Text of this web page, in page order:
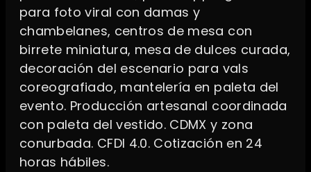
para foto viral con damas y
chambelanes, centros de mesa con
birrete miniatura, mesa de dulces curada,
decoración del escenario para vals
coreografiado, mantelería en paleta del
evento. Producción artesanal coordinada
con paleta del vestido. CDMX y zona
conurbada. CFDI 4.0. Cotización en 24
horas hábiles.